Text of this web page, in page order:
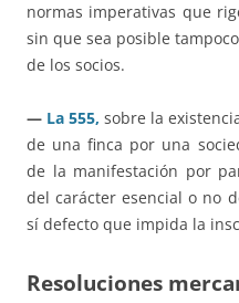
normas imperativas que
sin que sea posible
de los socios.
— La 555, sobre la
de una finca por una
de la manifestación por
del carácter esencial o no
sí defecto que impida la
Resoluciones